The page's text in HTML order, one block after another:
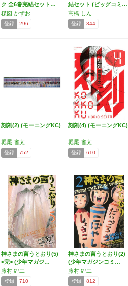
ク 全6巻完結セット…
楳図 かずお
登録 296
結セット (ビッグコミ…
高橋 しん
登録 344
刻刻(2) (モーニングKC)
堀尾 省太
登録 752
刻刻(4) (モーニングKC)
堀尾 省太
登録 610
神さまの言うとおり(5)
<完> (少年マガジ…
藤村 緋二
登録 710
神さまの言うとおり(2)
(少年マガジンコミ…
藤村 緋二
登録 812